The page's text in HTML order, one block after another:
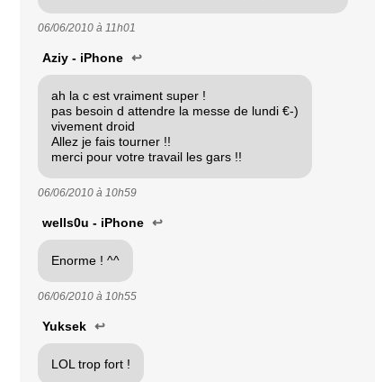
06/06/2010 à 11h01
Aziy - iPhone ↩
ah la c est vraiment super !
pas besoin d attendre la messe de lundi €-)
vivement droid
Allez je fais tourner !!
merci pour votre travail les gars !!
06/06/2010 à 10h59
wells0u - iPhone ↩
Enorme ! ^^
06/06/2010 à 10h55
Yuksek ↩
LOL trop fort !